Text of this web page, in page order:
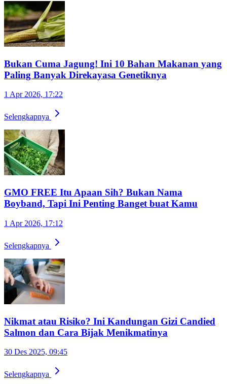
Bukan Cuma Jagung! Ini 10 Bahan Makanan yang
Paling Banyak Direkayasa Genetiknya
1 Apr 2026, 17:22
Selengkapnya
GMO FREE Itu Apaan Sih? Bukan Nama
Boyband, Tapi Ini Penting Banget buat Kamu
1 Apr 2026, 17:12
Selengkapnya
Nikmat atau Risiko? Ini Kandungan Gizi Candied
Salmon dan Cara Bijak Menikmatinya
30 Des 2025, 09:45
Selengkapnya